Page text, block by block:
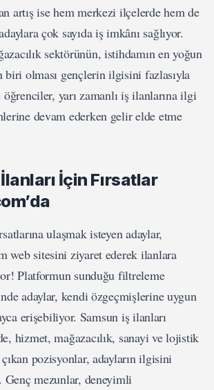
artış ise hem merkezi ilçelerde hem de
çok sayıda iş imkânı sağlıyor.
sektörünün, istihdamın en yoğun
biri olması gençlerin ilgisini fazlasıyla
yarı zamanlı iş ilanlarına ilgi
devam ederken gelir elde etme
İçin Fırsatlar
ulaşmak isteyen adaylar,
web sitesini ziyaret ederek ilanlara
Platformun sunduğu filtreleme
adaylar, kendi özgeçmişlerine uygun
erişebiliyor. Samsun iş ilanları
hizmet, mağazacılık, sanayi ve lojistik
pozisyonlar, adayların ilgisini
Genç mezunlar, deneyimli